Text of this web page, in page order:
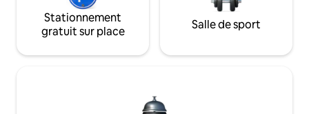
Stationnement
gratuit sur place
Salle de sport